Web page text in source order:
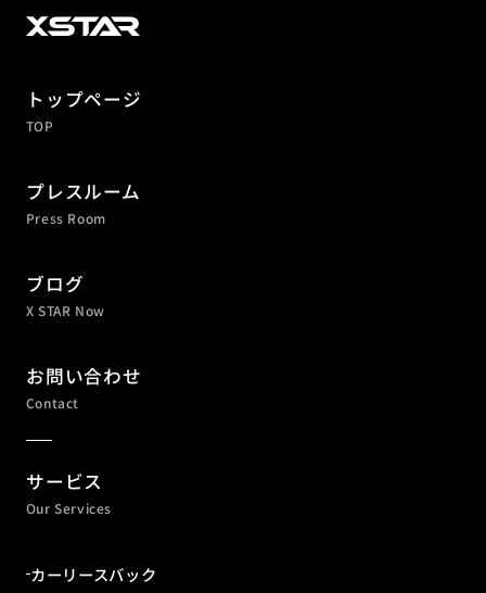
トップページ
TOP
プレスルーム
Press Room
ブログ
X STAR Now
お問い合わせ
Contact
サービス
Our Services
カーリースバック